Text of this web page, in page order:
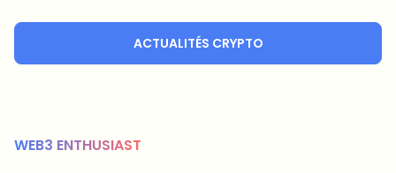
ACTUALITÉS CRYPTO
WEB3 ENTHUSIAST